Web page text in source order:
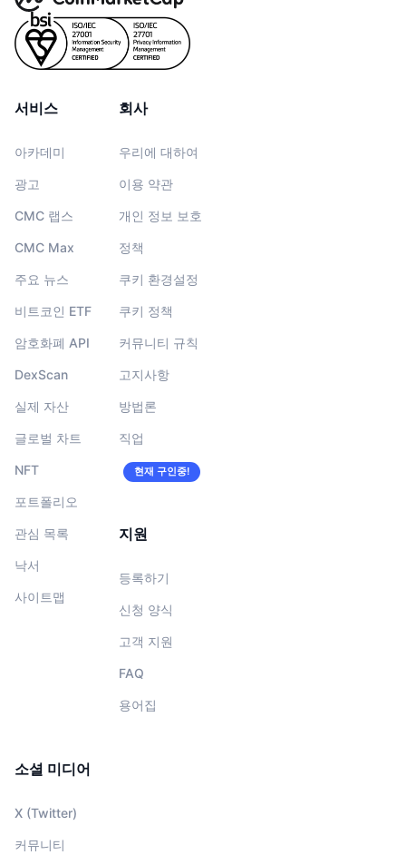
서비스
아카데미
광고
CMC 랩스
CMC Max
주요 뉴스
비트코인 ETF
암호화폐 API
DexScan
실제 자산
글로벌 차트
NFT
포트폴리오
관심 목록
낙서
사이트맵
회사
우리에 대하여
이용 약관
개인 정보 보호
정책
쿠키 환경설정
쿠키 정책
커뮤니티 규칙
고지사항
방법론
직업
현재 구인중!
지원
등록하기
신청 양식
고객 지원
FAQ
용어집
소셜 미디어
X (Twitter)
커뮤니티